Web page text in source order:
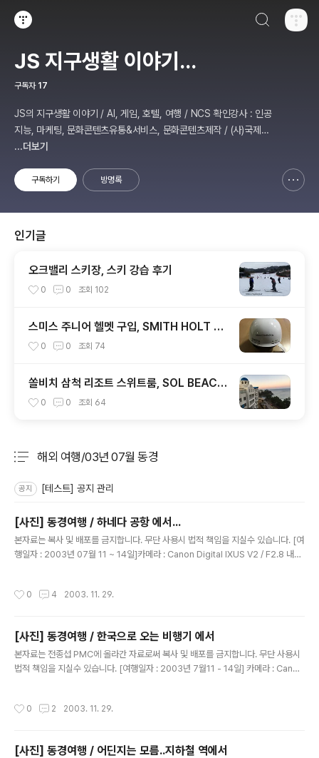
JS 지구생활 이야기...
구독자 17
JS의 지구생활 이야기 / AI, 게임, 호텔, 여행 / NCS 확인강사 : 인공
지능, 마케팅, 문화콘텐츠유통&서비스, 문화콘텐츠제작 / (사)국제미
디어예술협회 강원지부장 겸 수석연구원
...더보기
구독하기 방명록
인기글
오크밸리 스키장, 스키 강습 후기
0 0 조회 102
스미스 주니어 헬멧 구입, SMITH HOLT JR
1920
0 0 조회 74
쏠비치 삼척 리조트 스위트룸, SOL BEACH
SAMCHEOK
0 0 조회 64
해외 여행/03년 07월 동경
공지 [테스트] 공지 관리
[사진] 동경여행 / 하네다 공항 에서...
본자료는 복사 및 배포를 금지합니다. 무단 사용시 법적 책임을 지실수 있습니다. [여
행일자 : 2003년 07월 11 ~ 14일]카메라 : Canon Digital IXUS V2 / F2.8 내용
0 4 2003. 11. 29.
[사진] 동경여행 / 한국으로 오는 비행기 에서
본자료는 전종섭 PMC에 올라간 자료로써 복사 및 배포를 금지합니다. 무단 사용시
법적 책임을 지실수 있습니다. [여행일자 : 2003년 7월11 - 14일] 카메라 : Canon
0 2 2003. 11. 29.
[사진] 동경여행 / 어딘지는 모름..지하철 역에서